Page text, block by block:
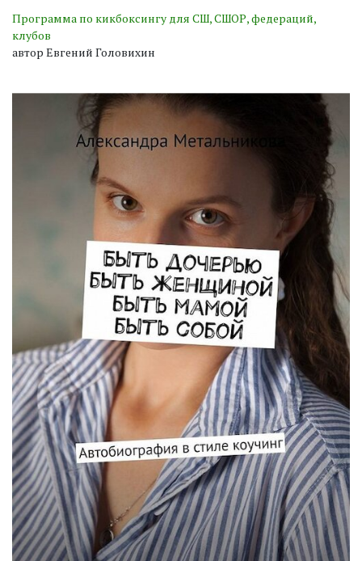
Программа по кикбоксингу для СШ, СШОР, федераций,
клубов
автор Евгений Головихин